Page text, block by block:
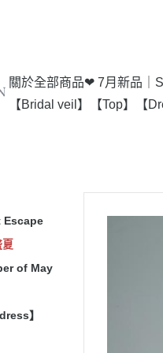
關於全部商品❤ 7月新品｜
【Bridal veil】
【Top】 【
Escape
of May
】